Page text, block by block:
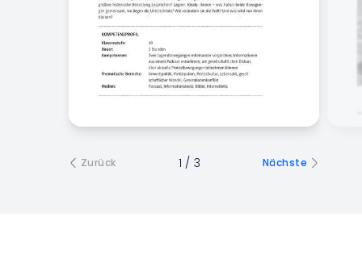
Zurück 1 / 3 Nächste